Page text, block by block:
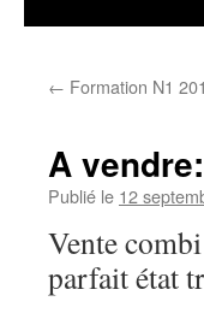
← Formation N1
A
Publié le 12
Vente
parfait état